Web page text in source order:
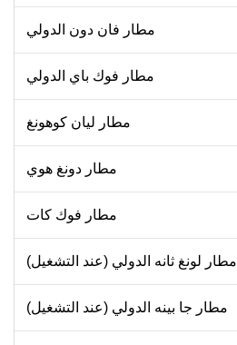
مطار فان دون الدولي
مطار فوك باي الدولي
مطار ليان كوهونغ
مطار دونغ هوي
مطار فوك كات
مطار لونغ ثانه الدولي (عند التشغيل)
مطار جا بينه الدولي (عند التشغيل)